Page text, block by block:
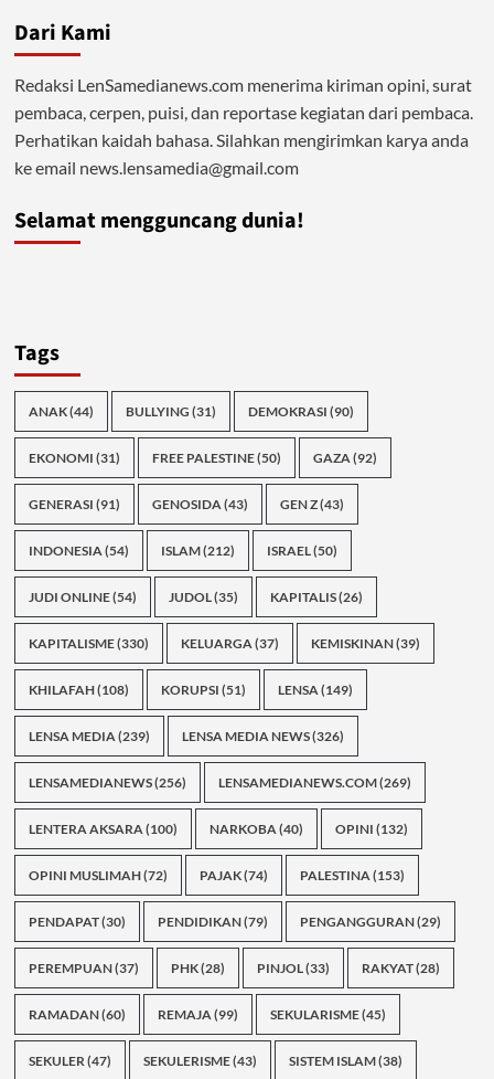
Dari Kami
Redaksi LenSamedianews.com menerima kiriman opini, surat
pembaca, cerpen, puisi, dan reportase kegiatan dari pembaca.
Perhatikan kaidah bahasa. Silahkan mengirimkan karya anda
ke email news.lensamedia@gmail.com
Selamat mengguncang dunia!
Tags
ANAK(44) BULLYING (31) DEMOKRASI (90)
EKONOMI (31) FREE PALESTINE(50) GAZA(92)
GENERASI (91) GENOSIDA(43) GEN Z(43)
INDONESIA(54) ISLAM(212) ISRAEL(50)
JUDI ONLINE(54) JUDOL(35) KAPITALIS(26)
KAPITALISME(330) KELUARGA(37) KEMISKINAN(39)
KHILAFAH(108) KORUPSI (51) LENSA(149)
LENSA MEDIA(239) LENSA MEDIA NEWS(326)
LENSAMEDIANEWS(256) LENSAMEDIANEWS.COM(269)
LENTERA AKSARA(100) NARKOBA(40) OPINI (132)
OPINI MUSLIMAH(72) PAJAK(74) PALESTINA(153)
PENDAPAT(30) PENDIDIKAN(79) PENGANGGURAN(29)
PEREMPUAN(37) PHK(28) PINJOL(33) RAKYAT(28)
RAMADAN(60) REMAJA(99) SEKULARISME(45)
SEKULER(47) SEKULERISME(43) SISTEM ISLAM(38)